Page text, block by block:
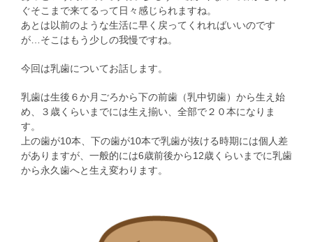
ぐそこまで来てるって日々感じられますね。
あとは以前のような生活に早く戻ってくれればいいのです
が…そこはもう少しの我慢ですね。
今回は乳歯についてお話します。
乳歯は生後６か月ごろから下の前歯（乳中切歯）から生え始
め、３歳くらいまでには生え揃い、全部で２０本になりま
す。
上の歯が10本、下の歯が10本で乳歯が抜ける時期には個人差
がありますが、一般的には6歳前後から12歳くらいまでに乳歯
から永久歯へと生え変わります。